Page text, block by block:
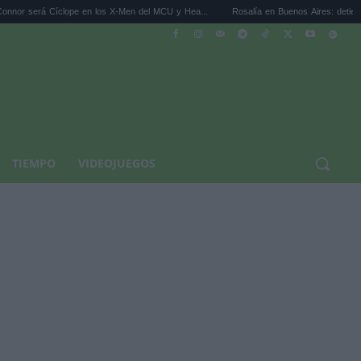
en los X-Men del MCU y Hea... Rosalía en Buenos Aires: detiene el tráfico y
TIEMPO VIDEOJUEGOS